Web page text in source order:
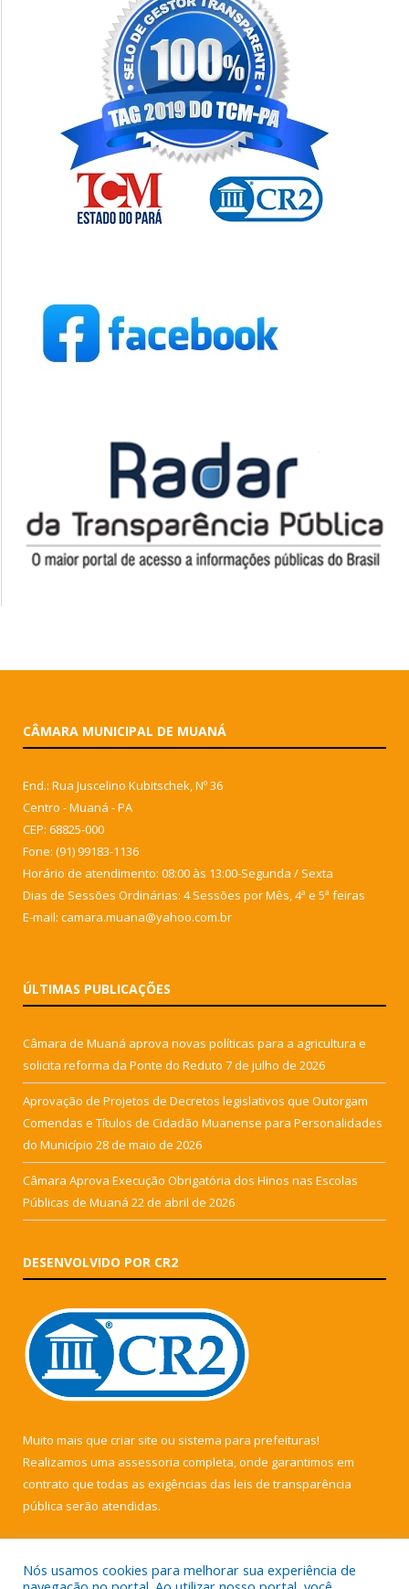
CÂMARA MUNICIPAL DE MUANÁ
End.: Rua Juscelino Kubitschek, Nº 36
Centro - Muaná - PA
CEP: 68825-000
Fone: (91) 99183-1136
Horário de atendimento: 08:00 às 13:00-Segunda / Sexta
Dias de Sessões Ordinárias: 4 Sessões por Mês, 4ª e 5ª feiras
E-mail: camara.muana@yahoo.com.br
ÚLTIMAS PUBLICAÇÕES
Câmara de Muaná aprova novas políticas para a agricultura e
solicita reforma da Ponte do Reduto 7 de julho de 2026
Aprovação de Projetos de Decretos legislativos que Outorgam
Comendas e Títulos de Cidadão Muanense para Personalidades
do Município 28 de maio de 2026
Câmara Aprova Execução Obrigatória dos Hinos nas Escolas
Públicas de Muaná 22 de abril de 2026
DESENVOLVIDO POR CR2
Muito mais que criar site ou sistema para prefeituras!
Realizamos uma assessoria completa, onde garantimos em
contrato que todas as exigências das leis de transparência
pública serão atendidas.
Nós usamos cookies para melhorar sua experiência de